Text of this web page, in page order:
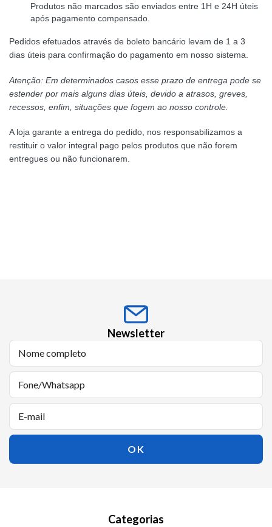
Produtos não marcados são enviados entre 1H e 24H úteis
após pagamento compensado.
Pedidos efetuados através de boleto bancário levam de 1 a 3
dias úteis para confirmação do pagamento em nosso sistema.
Atenção: Em determinados casos esse prazo de entrega pode se
estender por mais alguns dias úteis, devido a atrasos, greves,
recessos, enfim, situações que fogem ao nosso controle.
A loja garante a entrega do pedido, nos responsabilizamos a
restituir o valor integral pago pelos produtos que não forem
entregues ou não funcionarem.
Newsletter
Categorias